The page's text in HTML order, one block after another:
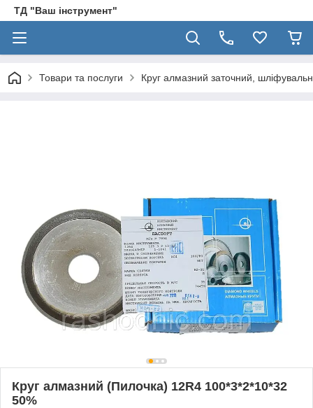
ТД "Ваш інструмент"
Товари та послуги Круг алмазний заточний,
Круг алмазний (Пилочка) 12R4 100*3*2*10*32
50%